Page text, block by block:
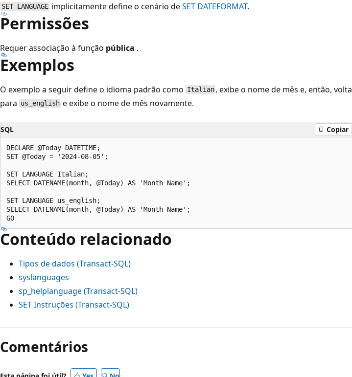
SET LANGUAGE implicitamente define o cenário deSET DATEFORMAT.
Permissões
Requer associação à função pública .
Exemplos
O exemplo a seguir define o idioma padrão como Italian , exibe o nome de mês e, então, volta
para us_english e exibe o nome de mês novamente.
SQL Copiar
DECLARE @Today DATETIME;
SET @Today = '2024-08-05';
SET LANGUAGE Italian;
SELECT DATENAME(month, @Today) AS 'Month Name';
SET LANGUAGE us_english;
SELECT DATENAME(month, @Today) AS 'Month Name';
Conteúdo relacionado
Tipos de dados (Transact-SQL)
syslanguages
sp_helplanguage (Transact-SQL)
SET Instruções (Transact-SQL)
Comentários